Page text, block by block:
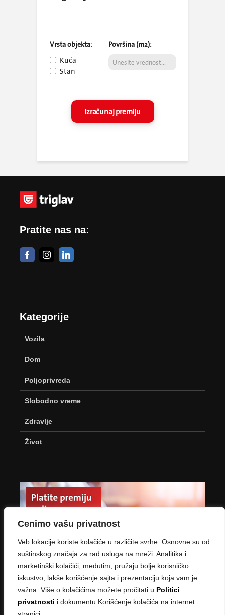
Cenimo vašu privatnost
Veb lokacije koriste kolačiće u različite svrhe. Osnovne su od
suštinskog značaja za rad usluga na mreži. Analitika i
marketinški kolačići, međutim, pružaju bolje korisničko
iskustvo, lakše korišćenje sajta i prezentaciju koja vam je
važna. Više o kolačićima možete pročitati u Politici
privatnosti i dokumentu Korišćenje kolačića na internet
Pratite nas na:
Kategorije
Vozila
Dom
Poljoprivreda
Slobodno vreme
Zdravlje
Život